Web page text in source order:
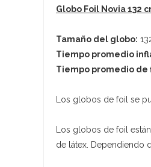
Globo Foil Novia 132
Tamaño del globo:
Tiempo promedio
Tiempo promedio de
Los globos de foil se
Los globos de foil
de látex. Dependiendo